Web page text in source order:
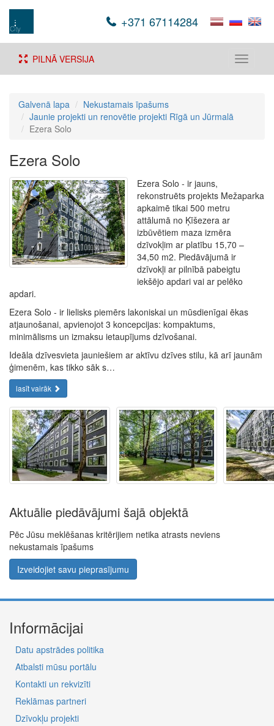
+371 67114284
Toggle
PILNĀ VERSIJA
Galvenā lapa
Nekustamais īpašums
Jaunie projekti un renovētie projekti Rīgā un Jūrmalā
Ezera Solo
Ezera Solo
Ezera Solo - ir jauns,
rekonstruēts projekts Mežaparka
apkaimē tikai 500 metru
attālumā no Ķīšezera ar
izbūvētiem maza izmēra
dzīvokļim ar platību 15,70 –
34,50 m2. Piedāvājumā ir
dzīvokļi ar pilnībā pabeigtu
iekšējo apdari vai ar pelēko
apdari.
Ezera Solo - ir lielisks piemērs lakoniskai un mūsdienīgai ēkas
atjaunošanai, apvienojot 3 koncepcijas: kompaktums,
minimālisms un izmaksu ietaupījums dzīvošanai.
Ideāla dzīvesvieta jauniešiem ar aktīvu dzīves stilu, kā arī jaunām
ģimenēm, kas tikko sāk s…
lasīt vairāk
Aktuālie piedāvājumi šajā objektā
Pēc Jūsu meklēšanas kritērijiem netika atrasts neviens
nekustamais īpašums
Izveidojiet savu pieprasījumu
Informācijai
Datu apstrādes politika
Atbalsti mūsu portālu
Kontakti un rekvizīti
Reklāmas partneri
Dzīvokļu projekti